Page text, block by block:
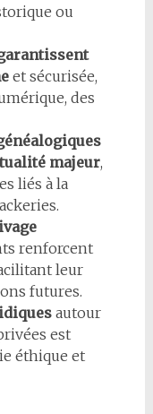
ou
et sécurisée,
des
majeur,
liés à la
renforcent
leur
futures.
autour
est
éthique et